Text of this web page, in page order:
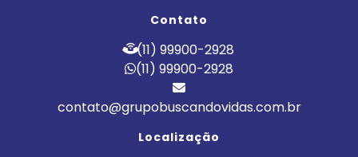
Contato
(11) 99900-2928
(11) 99900-2928
contato@grupobuscandovidas.com.br
Localização